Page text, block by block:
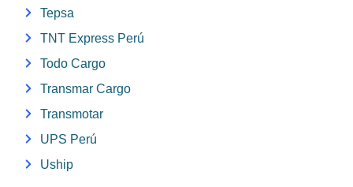
Tepsa
TNT Express Perú
Todo Cargo
Transmar Cargo
Transmotar
UPS Perú
Uship